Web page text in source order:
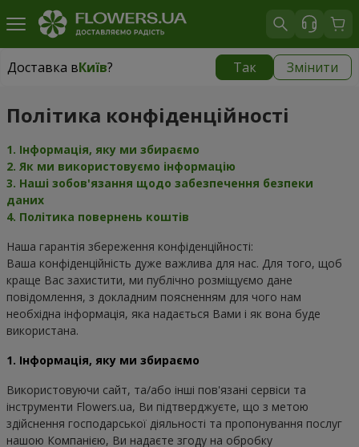
Доставка вКиїв? Так Змінити
Доставка вКиїв
Політика конфіденційності
1. Інформація, яку ми збираємо
2. Як ми використовуємо інформацію
3. Наші зобов'язання щодо забезпечення безпеки
даних
4. Політика повернень коштів
Наша гарантія збереження конфіденційності:
Ваша конфіденційність дуже важлива для нас. Для того, щоб
краще Вас захистити, ми публічно розміщуємо дане
повідомлення, з докладним поясненням для чого нам
необхідна інформація, яка надається Вами і як вона буде
використана.
1. Інформація, яку ми збираємо
Використовуючи сайт, та/або інші пов'язані сервіси та
інструменти Flowers.ua, Ви підтверджуєте, що з метою
здійснення господарської діяльності та пропонування послуг
нашою Компанією, Ви надаєте згоду на обробку